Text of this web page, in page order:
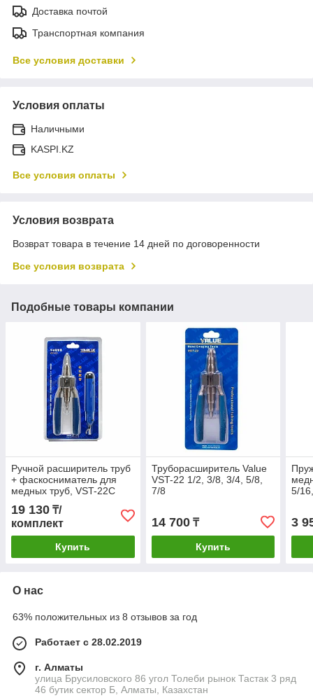
Доставка почтой
Транспортная компания
Все условия доставки
Условия оплаты
Наличными
KASPI.KZ
Все условия оплаты
Условия возврата
Возврат товара в течение 14 дней по договоренности
Все условия возврата
Подобные товары компании
Ручной расширитель труб
+ фаскосниматель для
медных труб, VST-22C
19 130 ₸/
комплект
Купить
Труборасширитель Value
VST-22 1/2, 3/8, 3/4, 5/8,
7/8
14 700₸
Купить
5/
3
О нас
63% положительных из 8 отзывов за год
Работает с 28.02.2019
г. Алматы
улица Брусиловского 86 угол Толеби рынок Тастак 3 ряд
46 бутик сектор Б, Алматы, Казахстан